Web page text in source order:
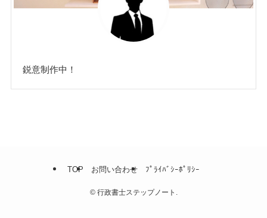
鋭意制作中！
TOP お問い合わせ ﾌﾟﾗｲﾊﾞｼｰﾎﾟﾘｼｰ
©行政書士ステップノート.